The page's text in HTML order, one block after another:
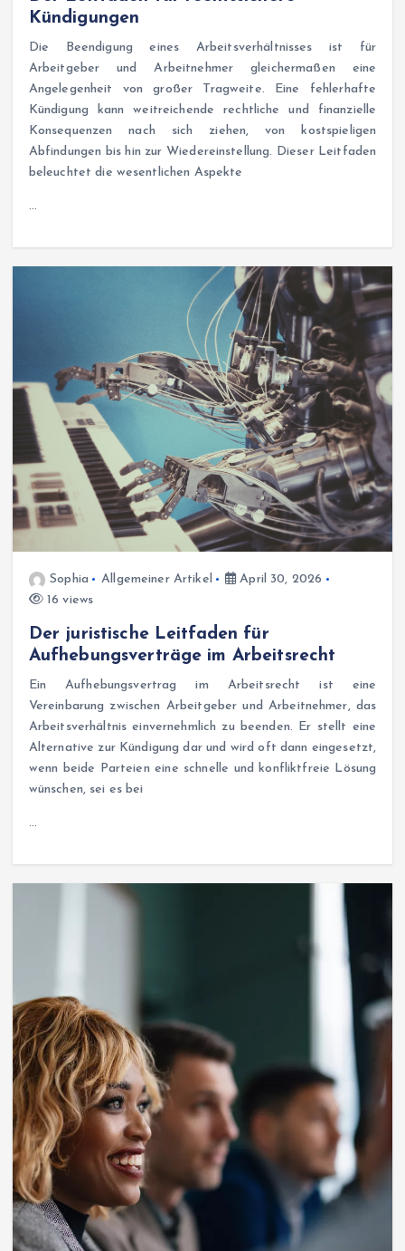
Kündigungen
Die Beendigung eines Arbeitsverhältnisses ist für
Arbeitgeber und Arbeitnehmer gleichermaßen eine
Angelegenheit von großer Tragweite. Eine fehlerhafte
Kündigung kann weitreichende rechtliche und finanzielle
Konsequenzen nach sich ziehen, von kostspieligen
Abfindungen bis hin zur Wiedereinstellung. Dieser Leitfaden
beleuchtet die wesentlichen Aspekte
…
Sophia Allgemeiner Artikel
April 30, 2026
16 views
Der juristische Leitfaden für
Aufhebungsverträge im Arbeitsrecht
Ein Aufhebungsvertrag im Arbeitsrecht ist eine
Vereinbarung zwischen Arbeitgeber und Arbeitnehmer, das
Arbeitsverhältnis einvernehmlich zu beenden. Er stellt eine
Alternative zur Kündigung dar und wird oft dann eingesetzt,
wenn beide Parteien eine schnelle und konfliktfreie Lösung
wünschen, sei es bei
…